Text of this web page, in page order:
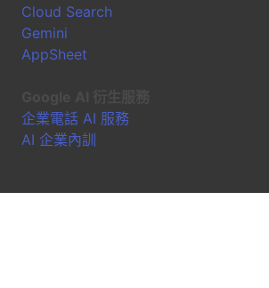
Cloud Search
Gemini
AppSheet
企業電話 AI 服務
AI 企業內訓